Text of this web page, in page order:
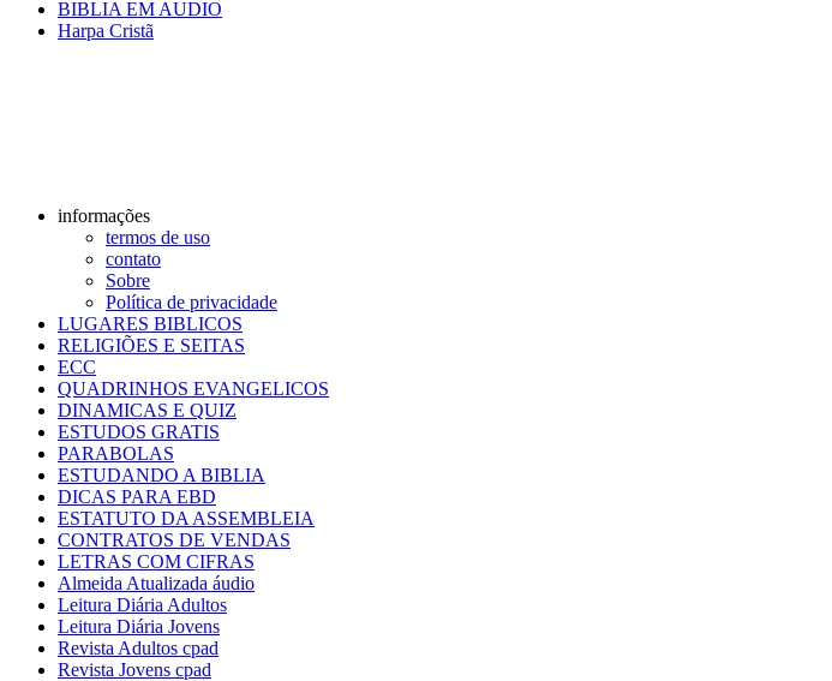
BIBLIA EM AUDIO
Harpa Cristã
informações
termos de uso
contato
Sobre
Política de privacidade
LUGARES BIBLICOS
RELIGIÕES E SEITAS
ECC
QUADRINHOS EVANGELICOS
DINAMICAS E QUIZ
ESTUDOS GRATIS
PARABOLAS
ESTUDANDO A BIBLIA
DICAS PARA EBD
ESTATUTO DA ASSEMBLEIA
CONTRATOS DE VENDAS
LETRAS COM CIFRAS
Almeida Atualizada áudio
Leitura Diária Adultos
Leitura Diária Jovens
Revista Adultos cpad
Revista Jovens cpad